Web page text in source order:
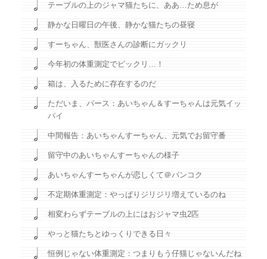
テーブルの上のジャマ猫たちに、ああ…ため息が
静かな日曜日の午後、静かな猫たちの昼寝
すーちゃん、獣医さんの診断にガックリ
今年初の体重測定でビックリ…！
箱は、入るために存在するのだ
ただいま、パース：あいちゃん＆すーちゃんは元気イッ
パイ
中間報告：あいちゃんすーちゃん、元気でお留守番
留守中のあいちゃんすーちゃんの様子
あいちゃんすーちゃんが恋しくて＠バンコク
不定期体重測定：やっぱりジリジリ増えているのね
相変わらずテーブルの上にはおジャマ虫2匹
やっと猫たちとゆっくりできる日々
恒例じゃない体重測定：つまりもう仔猫じゃないんだね